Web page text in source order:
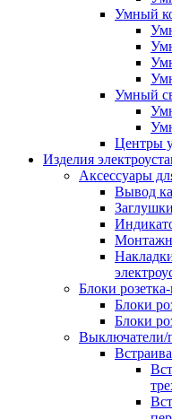
Умный
Умный
Центры
Изделия
Аксессуары
Вывод
Блоки
Блоки
Блоки
Выключатели/